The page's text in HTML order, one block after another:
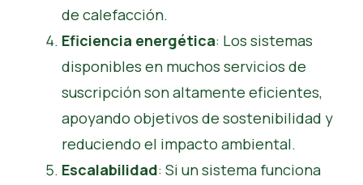
de calefacción.
Eficiencia energética: Los sistemas
disponibles en muchos servicios de
suscripción son altamente eficientes,
apoyando objetivos de sostenibilidad y
reduciendo el impacto ambiental.
Escalabilidad: Si un sistema funciona